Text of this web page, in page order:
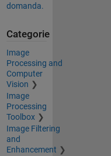
domanda.
Categorie
Image
Processing and
Computer
Vision
Image
Processing
Toolbox
Image Filtering
and
Enhancement